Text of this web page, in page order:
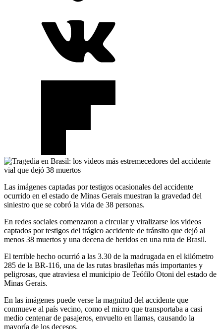
Las imágenes captadas por testigos ocasionales del accidente
ocurrido en el estado de Minas Gerais muestran la gravedad del
siniestro que se cobró la vida de 38 personas.
En redes sociales comenzaron a circular y viralizarse los videos
captados por testigos del trágico accidente de tránsito que dejó al
menos 38 muertos y una decena de heridos en una ruta de Brasil.
El terrible hecho ocurrió a las 3.30 de la madrugada en el kilómetro
285 de la BR-116, una de las rutas brasileñas más importantes y
peligrosas, que atraviesa el municipio de Teófilo Otoni del estado de
Minas Gerais.
En las imágenes puede verse la magnitud del accidente que
conmueve al país vecino, como el micro que transportaba a casi
medio centenar de pasajeros, envuelto en llamas, causando la
mayoría de los decesos.